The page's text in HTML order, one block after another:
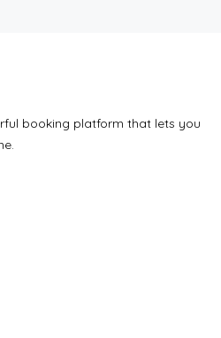
booking platform that lets you